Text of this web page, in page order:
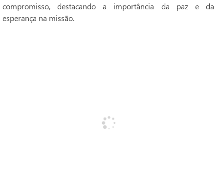
compromisso, destacando a importância da paz e da
esperança na missão.